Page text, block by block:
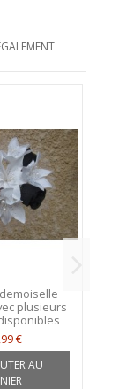
plusieurs
€
AU